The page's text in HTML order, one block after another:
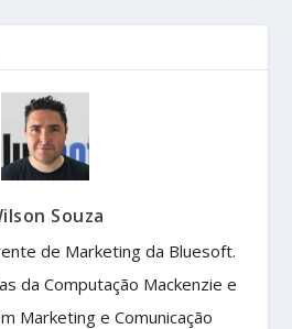
Souza
de Marketing da Bluesoft.
da Computação Mackenzie e
Marketing e Comunicação